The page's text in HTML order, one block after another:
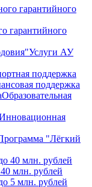
гарантийного
Услуги АУ
поддержка
поддержка
Образовательная
"Лёгкий
млн. рублей